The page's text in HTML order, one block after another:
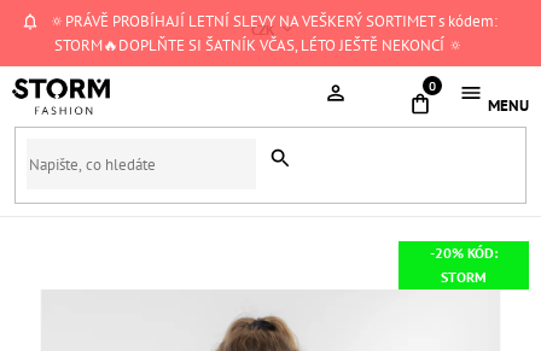
Přejít
🔅PRÁVĚ PROBÍHAJÍ LETNÍ SLEVY NA VEŠKERÝ SORTIMET s kódem:
STORM🔥DOPLŇTE SI ŠATNÍK VČAS, LÉTO JEŠTĚ NEKONCÍ 🔅
CZK
NÁKUPNÍ
-20% KÓD:
STORM